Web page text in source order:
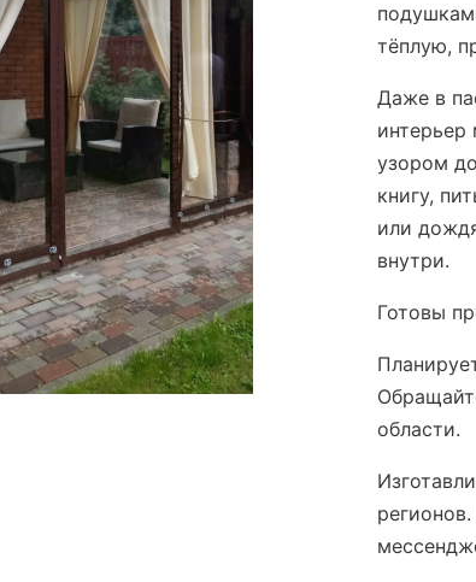
тёплую,
Даже в
интерьер
узором
книгу,
или
внутри.
Готовы
области.